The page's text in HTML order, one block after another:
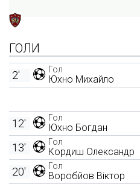
ГОЛИ
Гол
Юхно Михайло
2'
Гол
Юхно Богдан
12'
Гол
Кордиш Олександр
13'
Гол
Воробйов Віктор
20'